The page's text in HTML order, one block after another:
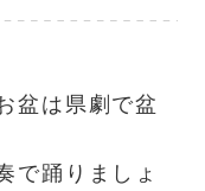
盆は県劇で盆
で踊りましょ